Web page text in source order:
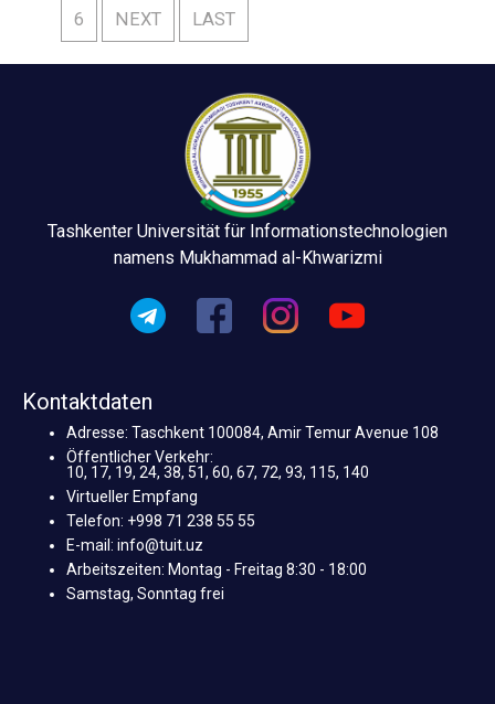
6 NEXT LAST
Tashkenter Universität für Informationstechnologien
namens Mukhammad al-Khwarizmi
Kontaktdaten
Adresse: Taschkent 100084, Amir Temur Avenue 108
Öffentlicher Verkehr:
10, 17, 19, 24, 38, 51, 60, 67, 72, 93, 115, 140
Virtueller Empfang
Telefon: +998 71 238 55 55
E-mail: info@tuit.uz
Arbeitszeiten: Montag - Freitag 8:30 - 18:00
Samstag, Sonntag frei